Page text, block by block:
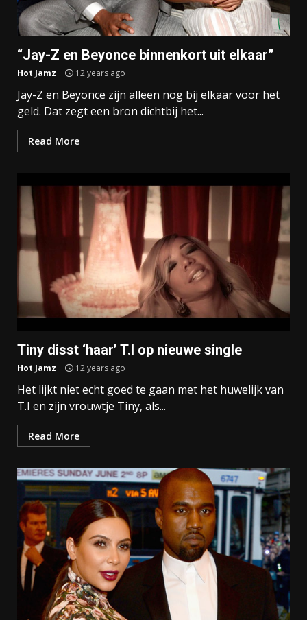
“Jay-Z en Beyonce binnenkort uit elkaar”
Hot Jamz 12 years ago
Jay-Z en Beyonce zijn alleen nog bij elkaar voor het
geld. Dat zegt een bron dichtbij het...
Read More
Tiny disst ‘haar’ T.I op nieuwe single
Hot Jamz 12 years ago
Het lijkt niet echt goed te gaan met het huwelijk van
T.I en zijn vrouwtje Tiny, als...
Read More